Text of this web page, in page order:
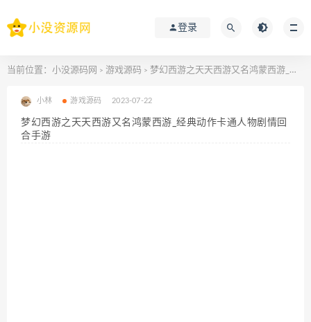
登录
当前位置： 小没源码网 > 游戏源码 > 梦幻西游之天天西游又名鸿蒙西游_经典动作卡通人物剧情回合手游
小林 游戏源码 2023-07-22
梦幻西游之天天西游又名鸿蒙西游_经典动作卡通人物剧情回
合手游